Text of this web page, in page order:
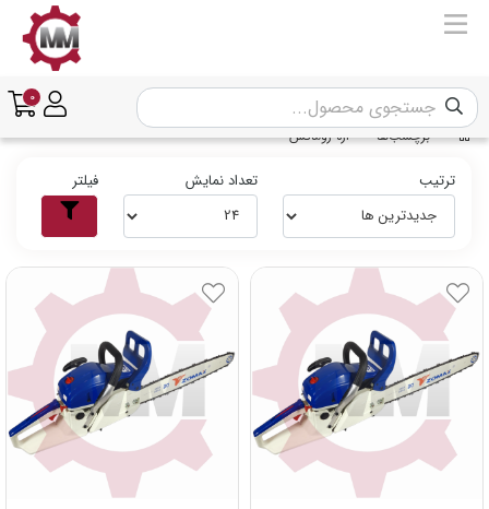
0
برچسب‌ها اره زوماکس
ترتیب تعداد نمایش فیلتر